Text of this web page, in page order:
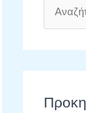
ν
α
ζ
ή